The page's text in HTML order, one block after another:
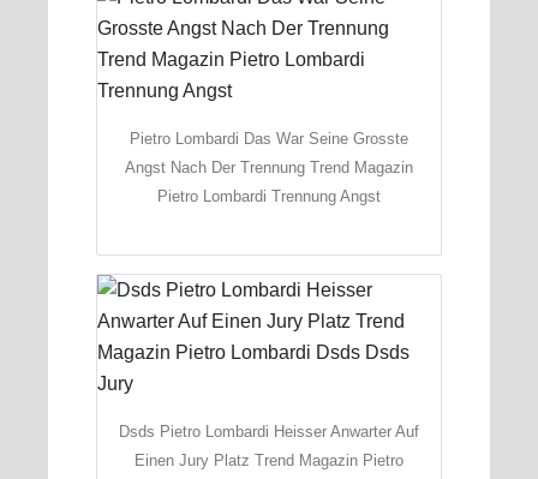
Pietro Lombardi Das War Seine Grosste
Angst Nach Der Trennung Trend Magazin
Pietro Lombardi Trennung Angst
Dsds Pietro Lombardi Heisser Anwarter Auf
Einen Jury Platz Trend Magazin Pietro